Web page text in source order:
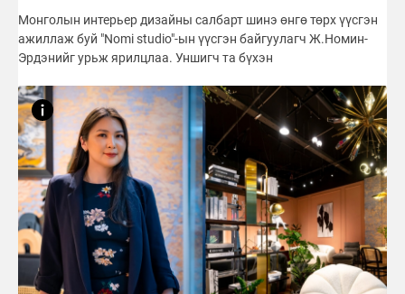
Монголын интерьер дизайны салбарт шинэ өнгө төрх үүсгэн
ажиллаж буй "Nomi studio"-ын үүсгэн байгуулагч Ж.Номин-
Эрдэнийг урьж ярилцлаа. Уншигч та бүхэн